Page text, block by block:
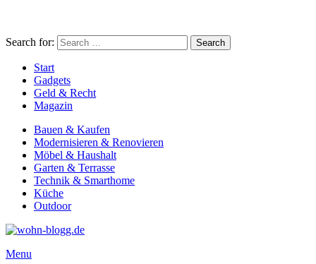
Search for: Search
Start
Gadgets
Geld & Recht
Magazin
Bauen & Kaufen
Modernisieren & Renovieren
Möbel & Haushalt
Garten & Terrasse
Technik & Smarthome
Küche
Outdoor
Menu